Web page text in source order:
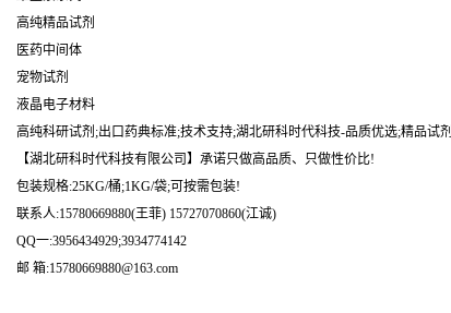
高纯精品试剂
医药中间体
宠物试剂
液晶电子材料
高纯科研试剂;出口药典标准;技术支持;湖北研科时代科技-品质优选;精品试剂
【湖北研科时代科技有限公司】承诺只做高品质、只做性价比!
包装规格:25KG/桶;1KG/袋;可按需包装!
联系人:15780669880(王菲) 15727070860(江诚)
QQ一:3956434929;3934774142
邮 箱:15780669880@163.com